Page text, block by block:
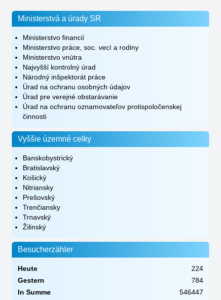
Ministerstvá a úrady SR
Ministerstvo financií
Ministerstvo práce, soc. vecí a rodiny
Ministerstvo vnútra
Najvyšší kontrolný úrad
Národný inšpektorát práce
Úrad na ochranu osobných údajov
Úrad pre verejné obstarávanie
Úrad na ochranu oznamovateľov protispoločenskej
činnosti
Vyššie územné celky
Banskobystrický
Bratislavský
Košický
Nitriansky
Prešovský
Trenčiansky
Trnavský
Žilinský
Besucherzähler
Heute
224
Gestern
784
In Summe
546447